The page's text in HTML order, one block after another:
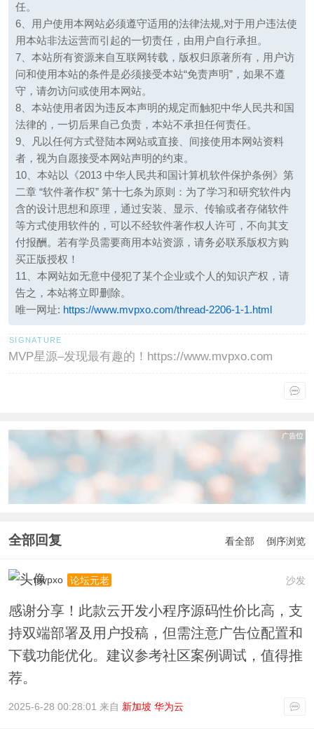
任。
6、用户使用本网站必须遵守适用的法律法规,对于用户违法使
用本站非法运营而引起的一切责任，由用户自行承担。
7、本站所有资源来自互联网转载，版权归原著所有，用户访
问和使用本站的条件是必须接受本站“免责声明”，如果不遵
守，请勿访问或使用本网站。
8、本站使用者因为违反本声明的规定而触犯中华人民共和国
法律的，一切后果自己负责，本站不承担任何责任。
9、凡以任何方式登陆本网站或直接、间接使用本网站资料
者，视为自愿接受本网站声明的约束。
10、本站以《2013 中华人民共和国计算机软件保护条例》第
二章 “软件著作权” 第十七条为原则：为了学习和研究软件内
含的设计思想和原理，通过安装、显示、传输或者存储软件
等方式使用软件的，可以不经软件著作权人许可，不向其支
付报酬。若有学员需要商用本站资源，请务必联系版权方购
买正版授权！
11、本网站如无意中侵犯了某个企业或个人的知识产权，请
告之，本站将立即删除。
唯一网址: https://www.mvpxo.com/thread-2206-1-1.html
MVP星源–发现最有趣的！https://www.mvpxo.com
全部回复 看全部 倒序浏览
沙发
mvpxo 论坛元老
感谢分享！此款云开发小程序源码性价比高，支
持双端部署及用户投稿，但需注意广告位配置和
下载功能优化。建议参考社区案例调试，值得推
荐。
2025-6-28 00:28:01 来自 新加坡 华为云